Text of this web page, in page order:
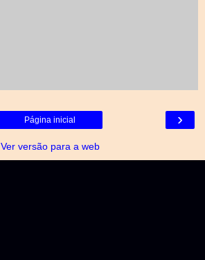
›
Página inicial
Ver versão para a web